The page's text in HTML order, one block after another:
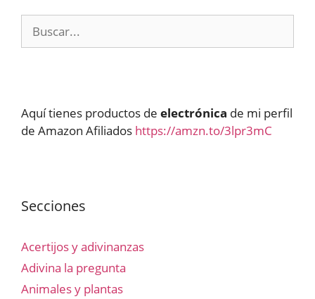
Aquí tienes productos de electrónica de mi perfil
de Amazon Afiliados https://amzn.to/3lpr3mC
Secciones
Acertijos y adivinanzas
Adivina la pregunta
Animales y plantas